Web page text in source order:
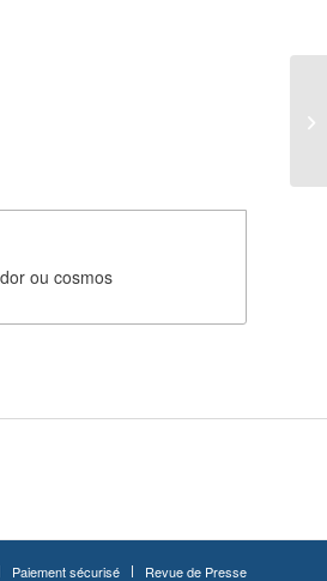
ou cosmos
Paiement sécurisé Revue de Presse